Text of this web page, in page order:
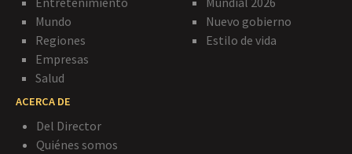
Mundo
Regiones
Empresas
Salud
Nuevo gobierno
Estilo de vida
ACERCA DE
Del Director
Quiénes somos